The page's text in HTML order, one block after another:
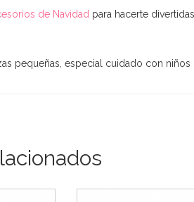
de Navidad para hacerte
pequeñas, especial cuidado con niños